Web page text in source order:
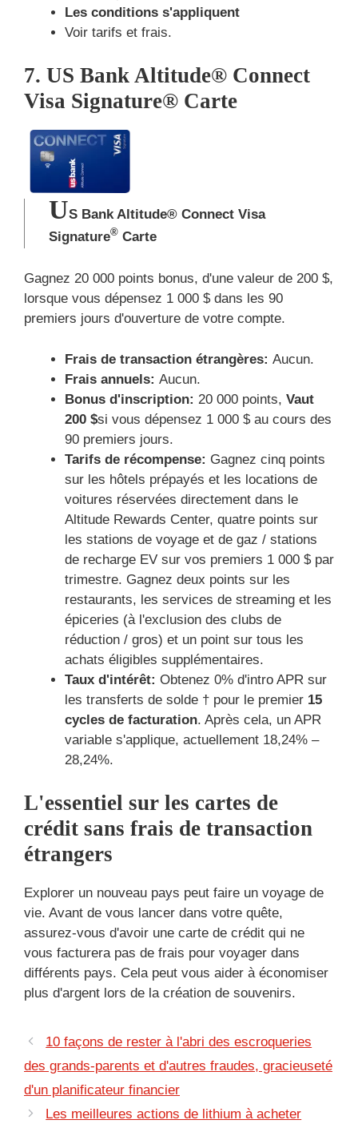
Les conditions s'appliquent
Voir tarifs et frais.
7. US Bank Altitude® Connect
Visa Signature® Carte
US Bank Altitude® Connect Visa
Signature® Carte
Gagnez 20 000 points bonus, d'une valeur de 200 $,
lorsque vous dépensez 1 000 $ dans les 90
premiers jours d'ouverture de votre compte.
Frais de transaction étrangères: Aucun.
Frais annuels: Aucun.
Bonus d'inscription: 20 000 points, Vaut
200 $si vous dépensez 1 000 $ au cours des
90 premiers jours.
Tarifs de récompense: Gagnez cinq points
sur les hôtels prépayés et les locations de
voitures réservées directement dans le
Altitude Rewards Center, quatre points sur
les stations de voyage et de gaz / stations
de recharge EV sur vos premiers 1 000 $ par
trimestre. Gagnez deux points sur les
restaurants, les services de streaming et les
épiceries (à l'exclusion des clubs de
réduction / gros) et un point sur tous les
achats éligibles supplémentaires.
Taux d'intérêt: Obtenez 0% d'intro APR sur
les transferts de solde † pour le premier 15
cycles de facturation. Après cela, un APR
variable s'applique, actuellement 18,24% –
28,24%.
L'essentiel sur les cartes de
crédit sans frais de transaction
étrangers
Explorer un nouveau pays peut faire un voyage de
vie. Avant de vous lancer dans votre quête,
assurez-vous d'avoir une carte de crédit qui ne
vous facturera pas de frais pour voyager dans
différents pays. Cela peut vous aider à économiser
plus d'argent lors de la création de souvenirs.
10 façons de rester à l'abri des escroqueries
des grands-parents et d'autres fraudes, gracieuseté
d'un planificateur financier
Les meilleures actions de lithium à acheter